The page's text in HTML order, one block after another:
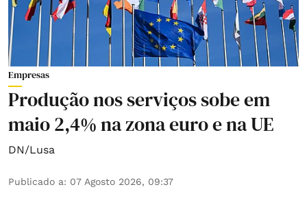
Empresas
Produção nos serviços sobe em
maio 2,4% na zona euro e na UE
DN/Lusa
Publicado a: 07 Agosto 2026, 09:37